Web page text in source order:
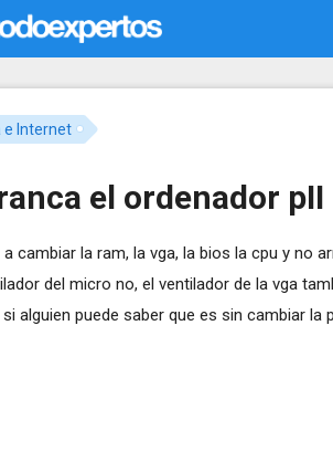
e Internet
el ordenador pII
cambiar la ram, la vga, la bios la cpu y no
del micro no, el ventilador de la vga
si alguien puede saber que es sin cambiar